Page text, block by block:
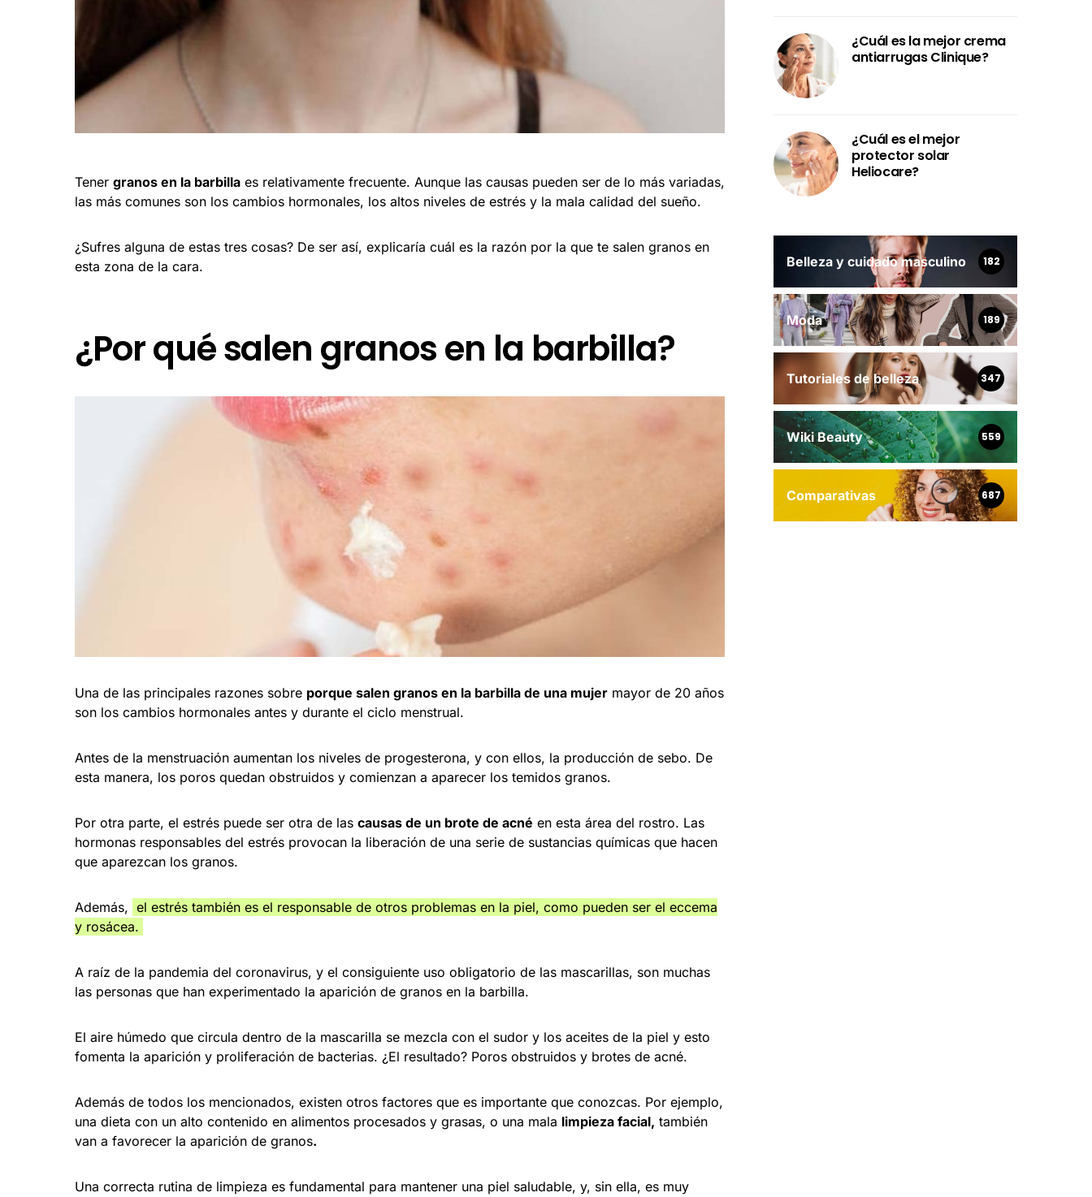
Tener granos en la barbilla es relativamente frecuente. Aunque las causas pueden ser de lo más variadas,
las más comunes son los cambios hormonales, los altos niveles de estrés y la mala calidad del sueño.
¿Sufres alguna de estas tres cosas? De ser así, explicaría cuál es la razón por la que te salen granos en
esta zona de la cara.
¿Por qué salen granos en la barbilla?
Una de las principales razones sobre porque salen granos en la barbilla de una mujer mayor de 20 años
son los cambios hormonales antes y durante el ciclo menstrual.
Antes de la menstruación aumentan los niveles de progesterona, y con ellos, la producción de sebo. De
esta manera, los poros quedan obstruidos y comienzan a aparecer los temidos granos.
Por otra parte, el estrés puede ser otra de las causas de un brote de acné en esta área del rostro. Las
hormonas responsables del estrés provocan la liberación de una serie de sustancias químicas que hacen
que aparezcan los granos.
Además, el estrés también es el responsable de otros problemas en la piel, como pueden ser el eccema
y rosácea.
A raíz de la pandemia del coronavirus, y el consiguiente uso obligatorio de las mascarillas, son muchas
las personas que han experimentado la aparición de granos en la barbilla.
El aire húmedo que circula dentro de la mascarilla se mezcla con el sudor y los aceites de la piel y esto
fomenta la aparición y proliferación de bacterias. ¿El resultado? Poros obstruidos y brotes de acné.
Además de todos los mencionados, existen otros factores que es importante que conozcas. Por ejemplo,
una dieta con un alto contenido en alimentos procesados y grasas, o una mala limpieza facial, también
van a favorecer la aparición de granos.
Una correcta rutina de limpieza es fundamental para mantener una piel saludable, y, sin ella, es muy
¿Cuál es la mejor crema
antiarrugas Clinique?
¿Cuál es el mejor
protector solar
Heliocare?
Belleza y cuidado masculino 182
Moda 189
Tutoriales de belleza 347
Wiki Beauty 559
Comparativas 687